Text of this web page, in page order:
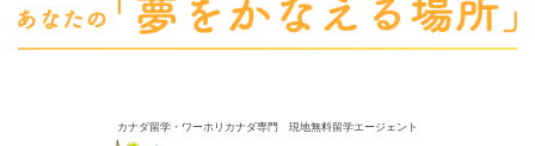
カナダ留学・ワーホリカナダ専門 現地無料留学エージェント